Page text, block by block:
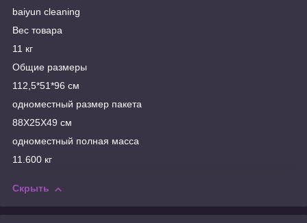
baiyun cleaning
Вес товара
11 кг
Общие размеры
112,5*51*96 см
одноместный размер пакета
88X25X49 см
одноместный полная масса
11.600 кг
Скрыть